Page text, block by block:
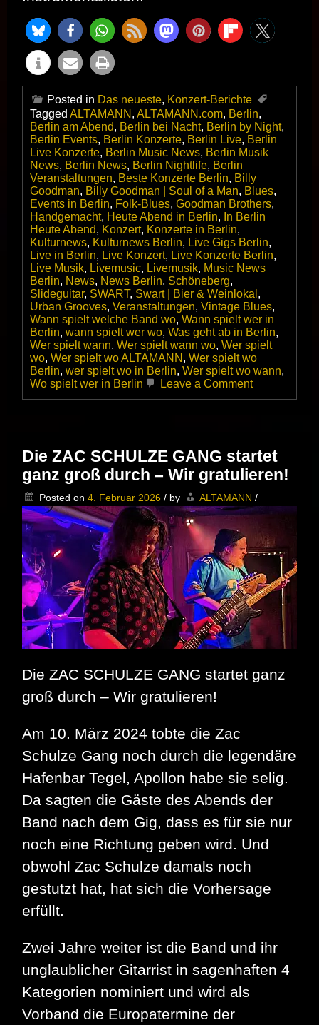
Posted in Das neueste, Konzert-Berichte
Tagged ALTAMANN , ALTAMANN.com, Berlin,
Berlin am Abend, Berlin bei Nacht, Berlin by Night,
Berlin Events, Berlin Konzerte, Berlin Live, Berlin
Live Konzerte, Berlin Music News, Berlin Musik
News, Berlin News, Berlin Nightlife, Berlin
Veranstaltungen, Beste Konzerte Berlin, Billy
Goodman, Billy Goodman | Soul of a Man, Blues,
Events in Berlin, Folk-Blues, Goodman Brothers,
Handgemacht, Heute Abend in Berlin, In Berlin
Heute Abend, Konzert, Konzerte in Berlin,
Kulturnews, Kulturnews Berlin, Live Gigs Berlin,
Live in Berlin, Live Konzert, Live Konzerte Berlin,
Live Musik, Livemusic, Livemusik, Music News
Berlin, News, News Berlin, Schöneberg,
Slideguitar, SWART, Swart | Bier & Weinlokal ,
Urban Grooves, Veranstaltungen, Vintage Blues,
Wann spielt welche Band wo, Wann spielt wer in
Berlin, wann spielt wer wo, Was geht ab in Berlin,
Wer spielt wann, Wer spielt wann wo, Wer spielt
wo, Wer spielt wo ALTAMANN , Wer spielt wo
Berlin, wer spielt wo in Berlin, Wer spielt wo wann,
Wo spielt wer in Berlin
Leave a Commenton
live
im
Die ZAC SCHULZE GANG startet
ganz groß durch – Wir gratulieren!
Posted on 4. Februar 2026 / by ALTAMANN /
Die ZAC SCHULZE GANG startet ganz
groß durch – Wir gratulieren!
Am 10. März 2024 tobte die Zac
Schulze Gang noch durch die legendäre
Hafenbar Tegel, Apollon habe sie selig.
Da sagten die Gäste des Abends der
Band nach dem Gig, dass es für sie nur
noch eine Richtung geben wird. Und
obwohl Zac Schulze damals noch
gestutzt hat, hat sich die Vorhersage
erfüllt.
Zwei Jahre weiter ist die Band und ihr
unglaublicher Gitarrist in sagenhaften 4
Kategorien nominiert und wird als
Vorband die Europatermine der